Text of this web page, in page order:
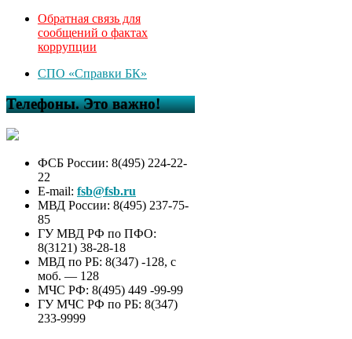
Обратная связь для
сообщений о фактах
коррупции
СПО «Справки БК»
Телефоны. Это важно!
ФСБ России: 8(495) 224-22-
22
E-mail: fsb@fsb.ru
МВД России: 8(495) 237-75-
85
ГУ МВД РФ по ПФО:
8(3121) 38-28-18
МВД по РБ: 8(347) -128, с
моб. — 128
МЧС РФ: 8(495) 449 -99-99
ГУ МЧС РФ по РБ: 8(347)
233-9999